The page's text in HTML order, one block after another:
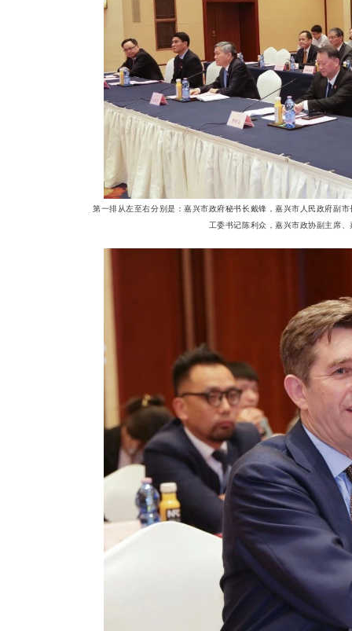
第一排从左至右分别是：嘉兴市政府秘书长戴锋，嘉兴市人民政府副
工委书记陈利众，嘉兴市政协副主席